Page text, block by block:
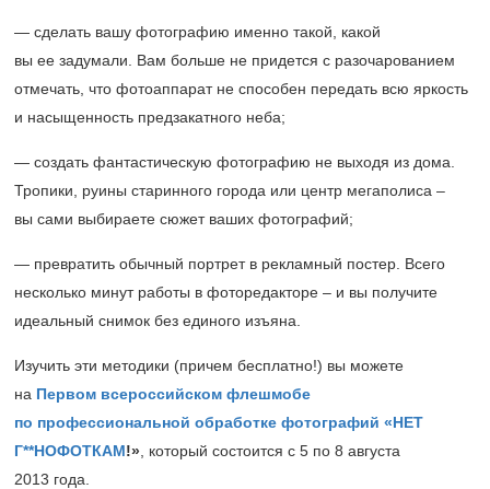
— сделать вашу фотографию именно такой, какой
вы ее задумали. Вам больше не придется с разочарованием
отмечать, что фотоаппарат не способен передать всю яркость
и насыщенность предзакатного неба;
— создать фантастическую фотографию не выходя из дома.
Тропики, руины старинного города или центр мегаполиса ‒
вы сами выбираете сюжет ваших фотографий;
— превратить обычный портрет в рекламный постер. Всего
несколько минут работы в фоторедакторе ‒ и вы получите
идеальный снимок без единого изъяна.
Изучить эти методики (причем бесплатно!) вы можете
на Первом всероссийском флешмобе
по профессиональной обработке фотографий «НЕТ
Г**НОФОТКАМ!» , который состоится с 5 по 8 августа
2013 года.